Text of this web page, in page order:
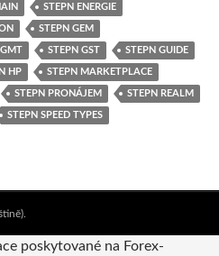
STEPN ENERGIE
STEPN GEM
STEPN GST STEPN GUIDE
HP STEPN MARKETPLACE
STEPN PRONÁJEM STEPN REALM
STEPN SPEED TYPES
poskytované na Forex-